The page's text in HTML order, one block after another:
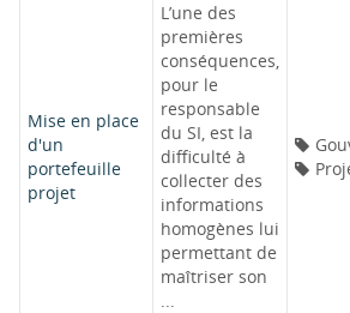
Mise en place
d'un
portefeuille
projet
L’une des
premières
conséquences,
pour le
responsable
du SI, est la
difficulté à
collecter des
informations
homogènes lui
permettant de
maîtriser son
...